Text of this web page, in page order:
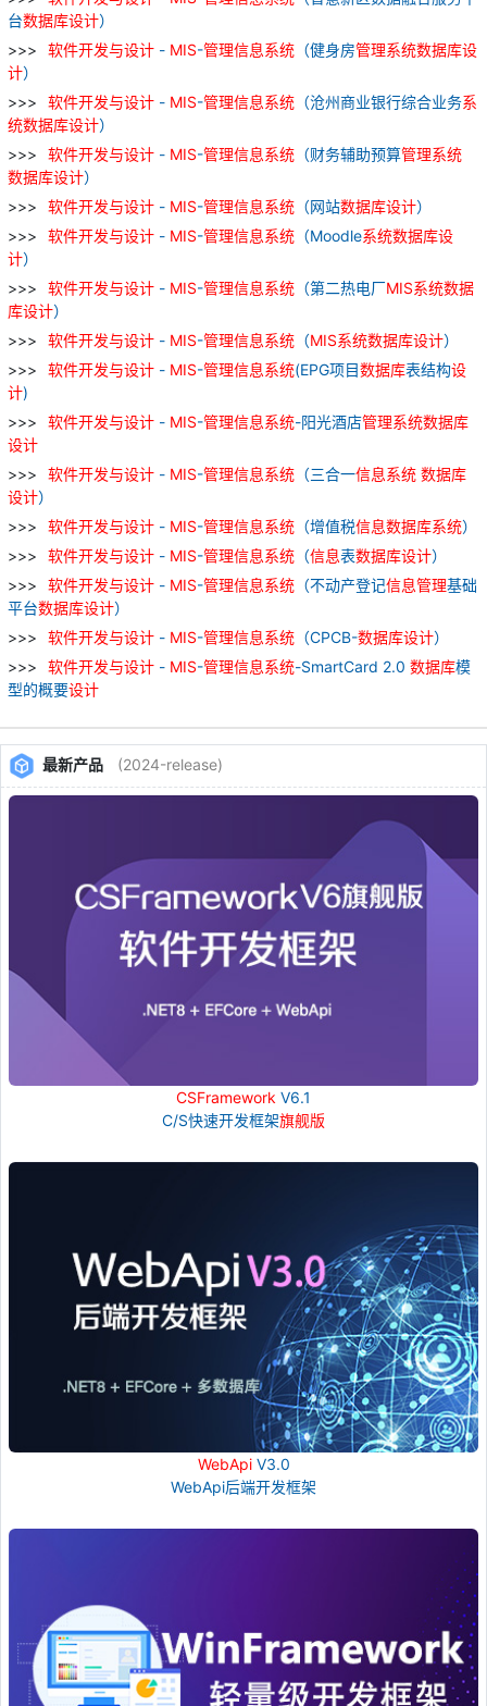
台数据库设计）
软件开发与设计 - MIS-管理信息系统 （健身房管理系统数据库设
计）
软件开发与设计 - MIS-管理信息系统 （沧州商业银行综合业务系
统数据库设计）
软件开发与设计 - MIS-管理信息系统 （财务辅助预算管理系统
数据库设计）
软件开发与设计 - MIS-管理信息系统 （网站数据库设计）
软件开发与设计 - MIS-管理信息系统 （Moodle系统数据库设
计）
软件开发与设计 - MIS-管理信息系统 （第二热电厂MIS系统数据
库设计）
软件开发与设计 - MIS-管理信息系统 （MIS系统数据库设计）
软件开发与设计 - MIS-管理信息系统(EPG项目数据库表结构设
计)
软件开发与设计 - MIS-管理信息系统-阳光酒店管理系统数据库
设计
软件开发与设计 - MIS-管理信息系统 （三合一信息系统 数据库
设计）
软件开发与设计 - MIS-管理信息系统 （增值税信息数据库系统）
软件开发与设计 - MIS-管理信息系统 （信息表数据库设计）
软件开发与设计 - MIS-管理信息系统 （不动产登记信息管理基础
平台数据库设计）
软件开发与设计 - MIS-管理信息系统 （CPCB-数据库设计）
软件开发与设计 - MIS-管理信息系统-SmartCard 2.0 数据库模
型的概要设计
最新产品 (2024-release)
CSFramework V6.1
C/S快速开发框架旗舰版
WebApiV3.0
WebApi后端开发框架